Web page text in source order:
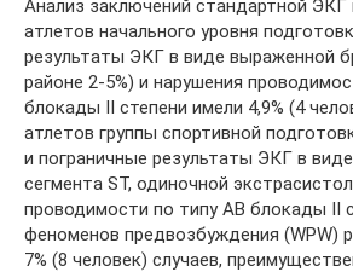
Анализ заключений стандартной ЭКГ
атлетов начального уровня
результаты ЭКГ в виде выраженной
районе 2-5%) и нарушения
блокады II степени имели 4,9% (4
атлетов группы спортивной
и пограничные результаты ЭКГ в
сегмента ST, одиночной
проводимости по типу АВ блокады II
феноменов предвозбуждения (WPW)
7% (8 человек) случаев,